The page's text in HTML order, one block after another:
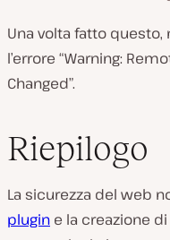
Una volta fatto
l’errore “Warning:
Changed”.
Riepilogo
La sicurezza del web
plugin e la creazione